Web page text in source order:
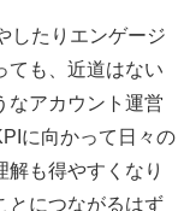
したりエンゲージ
ても、近道はない
なアカウント運営
に向かって日々の
も得やすくなり
とにつながるはず